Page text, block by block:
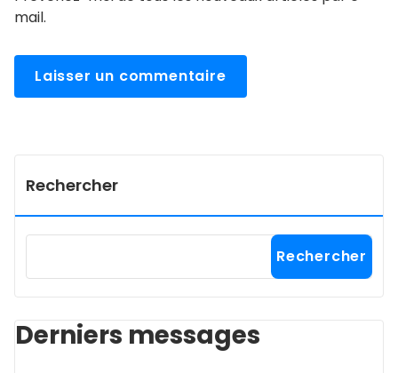
mail.
Rechercher
Rechercher
Derniers messages